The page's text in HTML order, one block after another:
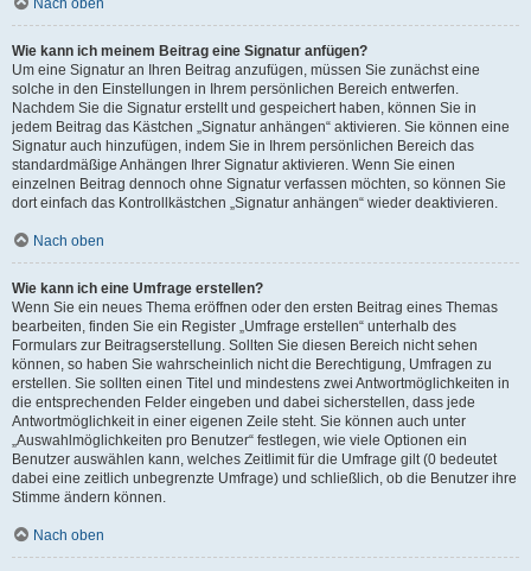
Nach oben
Wie kann ich meinem Beitrag eine Signatur anfügen?
Um eine Signatur an Ihren Beitrag anzufügen, müssen Sie zunächst eine
solche in den Einstellungen in Ihrem persönlichen Bereich entwerfen.
Nachdem Sie die Signatur erstellt und gespeichert haben, können Sie in
jedem Beitrag das Kästchen „Signatur anhängen“ aktivieren. Sie können eine
Signatur auch hinzufügen, indem Sie in Ihrem persönlichen Bereich das
standardmäßige Anhängen Ihrer Signatur aktivieren. Wenn Sie einen
einzelnen Beitrag dennoch ohne Signatur verfassen möchten, so können Sie
dort einfach das Kontrollkästchen „Signatur anhängen“ wieder deaktivieren.
Nach oben
Wie kann ich eine Umfrage erstellen?
Wenn Sie ein neues Thema eröffnen oder den ersten Beitrag eines Themas
bearbeiten, finden Sie ein Register „Umfrage erstellen“ unterhalb des
Formulars zur Beitragserstellung. Sollten Sie diesen Bereich nicht sehen
können, so haben Sie wahrscheinlich nicht die Berechtigung, Umfragen zu
erstellen. Sie sollten einen Titel und mindestens zwei Antwortmöglichkeiten in
die entsprechenden Felder eingeben und dabei sicherstellen, dass jede
Antwortmöglichkeit in einer eigenen Zeile steht. Sie können auch unter
„Auswahlmöglichkeiten pro Benutzer“ festlegen, wie viele Optionen ein
Benutzer auswählen kann, welches Zeitlimit für die Umfrage gilt (0 bedeutet
dabei eine zeitlich unbegrenzte Umfrage) und schließlich, ob die Benutzer ihre
Stimme ändern können.
Nach oben